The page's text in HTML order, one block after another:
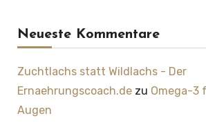
Neueste Kommentare
Zuchtlachs statt Wildlachs - Der
Ernaehrungscoach.dezu Omega-3
Augen